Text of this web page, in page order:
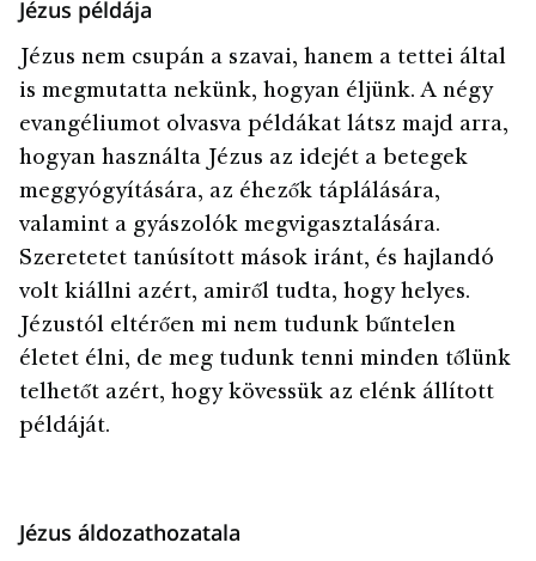
Jézus példája
Jézus nem csupán a szavai, hanem a tettei által
is megmutatta nekünk, hogyan éljünk. A négy
evangéliumot olvasva példákat látsz majd arra,
hogyan használta Jézus az idejét a betegek
meggyógyítására, az éhezők táplálására,
valamint a gyászolók megvigasztalására.
Szeretetet tanúsított mások iránt, és hajlandó
volt kiállni azért, amiről tudta, hogy helyes.
Jézustól eltérően mi nem tudunk bűntelen
életet élni, de meg tudunk tenni minden tőlünk
telhetőt azért, hogy kövessük az elénk állított
példáját.
Jézus áldozathozatala